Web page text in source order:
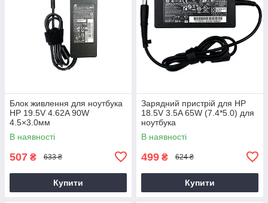
Блок живлення для ноутбука
HP 19.5V 4.62A 90W
4.5×3.0мм
В наявності
507 ₴ 633 ₴
Купити
Зарядний пристрій для HP
18.5V 3.5A 65W (7.4*5.0) для
ноутбука
В наявності
499 ₴ 624 ₴
Купити